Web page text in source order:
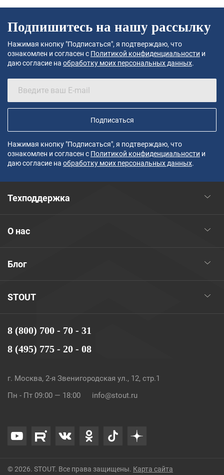
Подпишитесь на нашу рассылку
Нажимая кнопку "Подписаться", я подтверждаю, что
ознакомлен и согласен с Политикой конфиденциальности и
даю согласие на обработку моих персональных данных.
Подписаться
Нажимая кнопку "Подписаться", я подтверждаю, что
ознакомлен и согласен с Политикой конфиденциальности и
даю согласие на обработку моих персональных данных.
8 (800) 700 - 70 - 31
8 (495) 775 - 20 - 08
г. Москва, 2-я Звенигородская ул., 12, стр.1
Пн - Пт 09:00 — 18:00
info@stout.ru
STOUT
Блог
О нас
Техподдержка
© 2026. STOUT. Все права защищены. Карта сайта